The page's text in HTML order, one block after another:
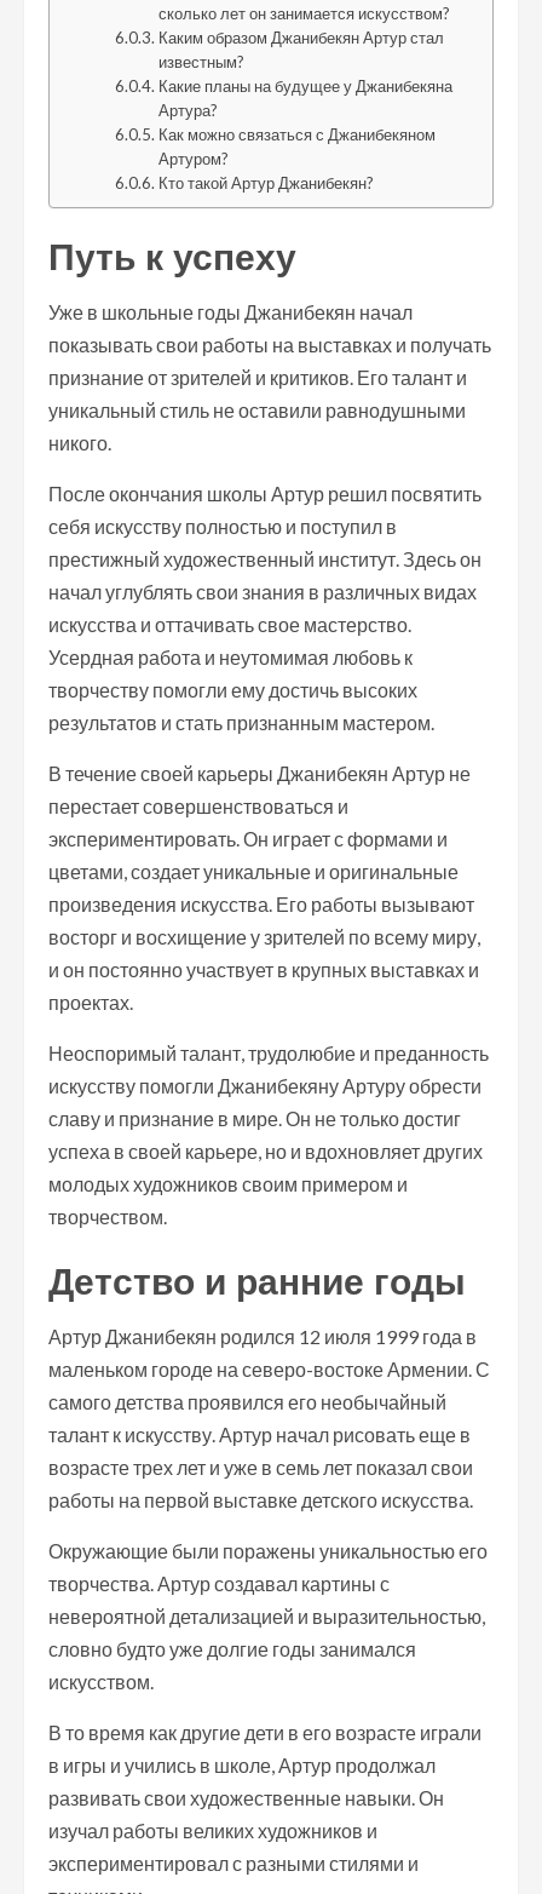
сколько лет он занимается искусством?
Каким образом Джанибекян Артур стал
известным?
Какие планы на будущее у Джанибекяна
Артура?
Как можно связаться с Джанибекяном
Артуром?
Кто такой Артур Джанибекян?
Путь к успеху
Уже в школьные годы Джанибекян начал
показывать свои работы на выставках и получать
признание от зрителей и критиков. Его талант и
уникальный стиль не оставили равнодушными
никого.
После окончания школы Артур решил посвятить
себя искусству полностью и поступил в
престижный художественный институт. Здесь он
начал углублять свои знания в различных видах
искусства и оттачивать свое мастерство.
Усердная работа и неутомимая любовь к
творчеству помогли ему достичь высоких
результатов и стать признанным мастером.
В течение своей карьеры Джанибекян Артур не
перестает совершенствоваться и
экспериментировать. Он играет с формами и
цветами, создает уникальные и оригинальные
произведения искусства. Его работы вызывают
восторг и восхищение у зрителей по всему миру,
и он постоянно участвует в крупных выставках и
проектах.
Неоспоримый талант, трудолюбие и преданность
искусству помогли Джанибекяну Артуру обрести
славу и признание в мире. Он не только достиг
успеха в своей карьере, но и вдохновляет других
молодых художников своим примером и
творчеством.
Детство и ранние годы
Артур Джанибекян родился 12 июля 1999 года в
маленьком городе на северо-востоке Армении. С
самого детства проявился его необычайный
талант к искусству. Артур начал рисовать еще в
возрасте трех лет и уже в семь лет показал свои
работы на первой выставке детского искусства.
Окружающие были поражены уникальностью его
творчества. Артур создавал картины с
невероятной детализацией и выразительностью,
словно будто уже долгие годы занимался
искусством.
В то время как другие дети в его возрасте играли
в игры и учились в школе, Артур продолжал
развивать свои художественные навыки. Он
изучал работы великих художников и
экспериментировал с разными стилями и